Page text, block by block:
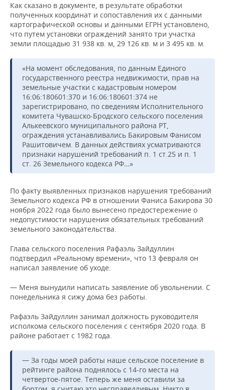
Как сказано в документе, в результате обработки
полученных координат и сопоставления их с данными
картографической основы и данными ЕГРН установлено,
что путем установки ограждений занято три участка
земли площадью 31 938 кв. м, 29 126 кв. м и 3 495 кв. м.
«На момент обследования, по данным Единого
государственного реестра недвижимости, прав на
земельные участки с кадастровым номером
16:06:180601:370 и 16:06:180601:374 не
зарегистрировано, по сведениям Исполнительного
комитета Чувашско-Бродского сельского поселения
Алькеевского муниципального района РТ,
ограждения устанавливались Бакировым Фанисом
Рашитовичем. В данных действиях усматриваются
признаки нарушений требований п. 1 ст.25 и п. 1
ст. 26 Земельного кодекса РФ…»
По факту выявленных признаков нарушения требований
Земельного кодекса РФ в отношении Фаниса Бакирова 30
ноября 2022 года было вынесено предостережение о
недопустимости нарушения обязательных требований
земельного законодательства.
Глава сельского поселения Рафаэль Зайдуллин
подтвердил «Реальному времени», что 13 февраля он
написал заявление об уходе:
— Меня вынудили написать заявление об увольнении. С
понедельника я сижу дома без работы.
Рафаэль Зайдуллин занимал должность руководителя
исполкома сельского поселения с сентября 2020 года. В
районе работает с 1982 года.
— За годы моей работы наше сельское поселение в
рейтинге района поднялось с 14-го места на
четвертое-пятое. Теперь же меня оставили за